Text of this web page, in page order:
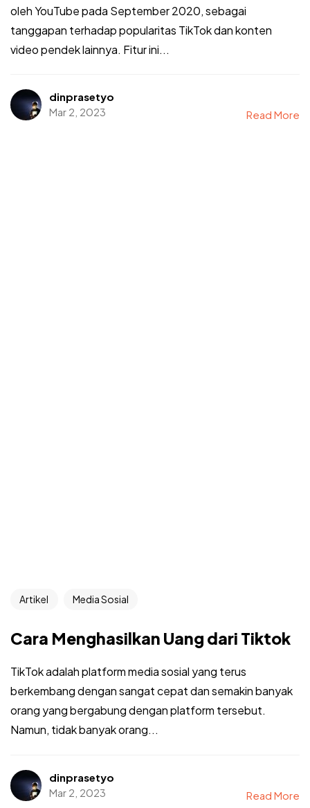
oleh YouTube pada September 2020, sebagai
tanggapan terhadap popularitas TikTok dan konten
video pendek lainnya. Fitur ini...
dinprasetyo
Mar 2, 2023
Read More
Artikel Media Sosial
Cara Menghasilkan Uang dari Tiktok
TikTok adalah platform media sosial yang terus
berkembang dengan sangat cepat dan semakin banyak
orang yang bergabung dengan platform tersebut.
Namun, tidak banyak orang...
dinprasetyo
Mar 2, 2023
Read More